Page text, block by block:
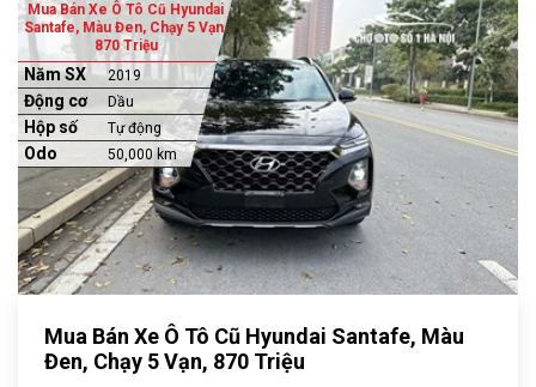
Mua Bán Xe Ô Tô Cũ Hyundai
Santafe, Màu Đen, Chạy 5 Vạn,
870 Triệu
Năm SX 2019
Động cơ Dầu
Hộp số Tự động
Odo 50,000 km
Mua Bán Xe Ô Tô Cũ Hyundai Santafe, Màu
Đen, Chạy 5 Vạn, 870 Triệu